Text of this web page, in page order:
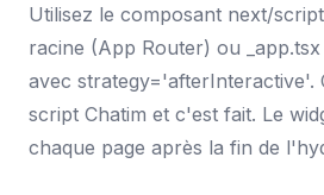
Utilisez le composant next/
racine (App Router) ou
avec strategy='afterInteractive'.
script Chatim et c'est fait. Le
chaque page après la fin de